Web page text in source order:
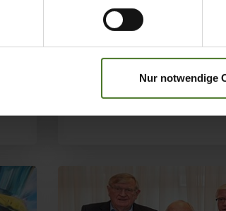
Nur notwendige
Умер Вальтер
УЗНАТЬ БОЛЬШЕ